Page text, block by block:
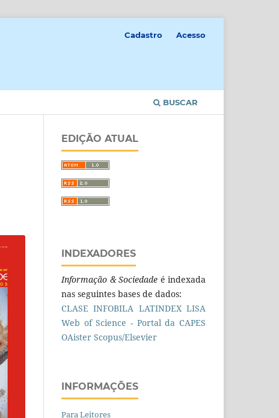
BUSCAR
Cadastro Acesso
EDIÇÃO ATUAL
INDEXADORES
Informação & Sociedade é indexada
nas seguintes bases de dados:
CLASE INFOBILA LATINDEX LISA
Web of Science - Portal da CAPES
OAister Scopus/Elsevier
INFORMAÇÕES
Para Leitores